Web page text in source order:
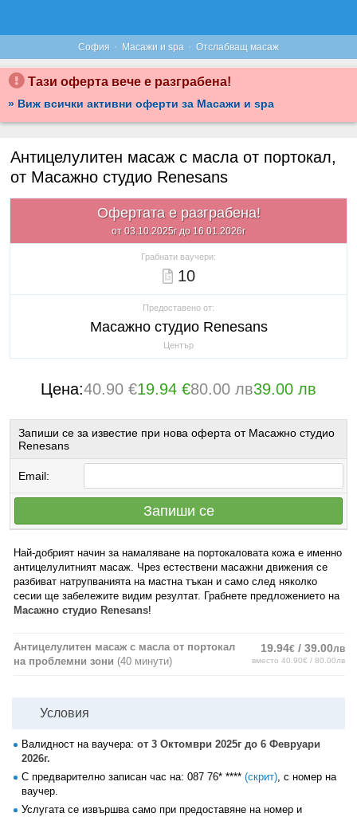
София · Масажи и spa · Отслабващ масаж
Тази оферта вече е разграбена!
» Виж всички активни оферти за Масажи и spa
Антицелулитен масаж с масла от портокал,
от Масажно студио Renesans
Офертата е разграбена!
от 03.10.2025г до 16.01.2026г
Грабнати ваучери:
10
Предоставено от:
Масажно студио Renesans
Център
Цена:40.90 €19.94 €80.00 лв39.00 лв
Запиши се за известие при нова оферта от Масажно студио
Renesans
Email:
Запиши се
Най-добрият начин за намаляване на портокаловата кожа е именно
антицелулитният масаж. Чрез естествени масажни движения се
разбиват натрупванията на мастна тъкан и само след няколко
сесии ще забележите видим резултат. Грабнете предложението на
Масажно студио Renesans!
Антицелулитен масаж с масла от портокал
на проблемни зони (40 минути)
19.94€ / 39.00лв
вместо 40.90€ / 80.00лв
Условия
Валидност на ваучера: от 3 Октомври 2025г до 6 Февруари
2026г.
С предварително записан час на: 087 76* **** (скрит), с номер на
ваучер.
Услугата се извършва само при предоставяне на номер и